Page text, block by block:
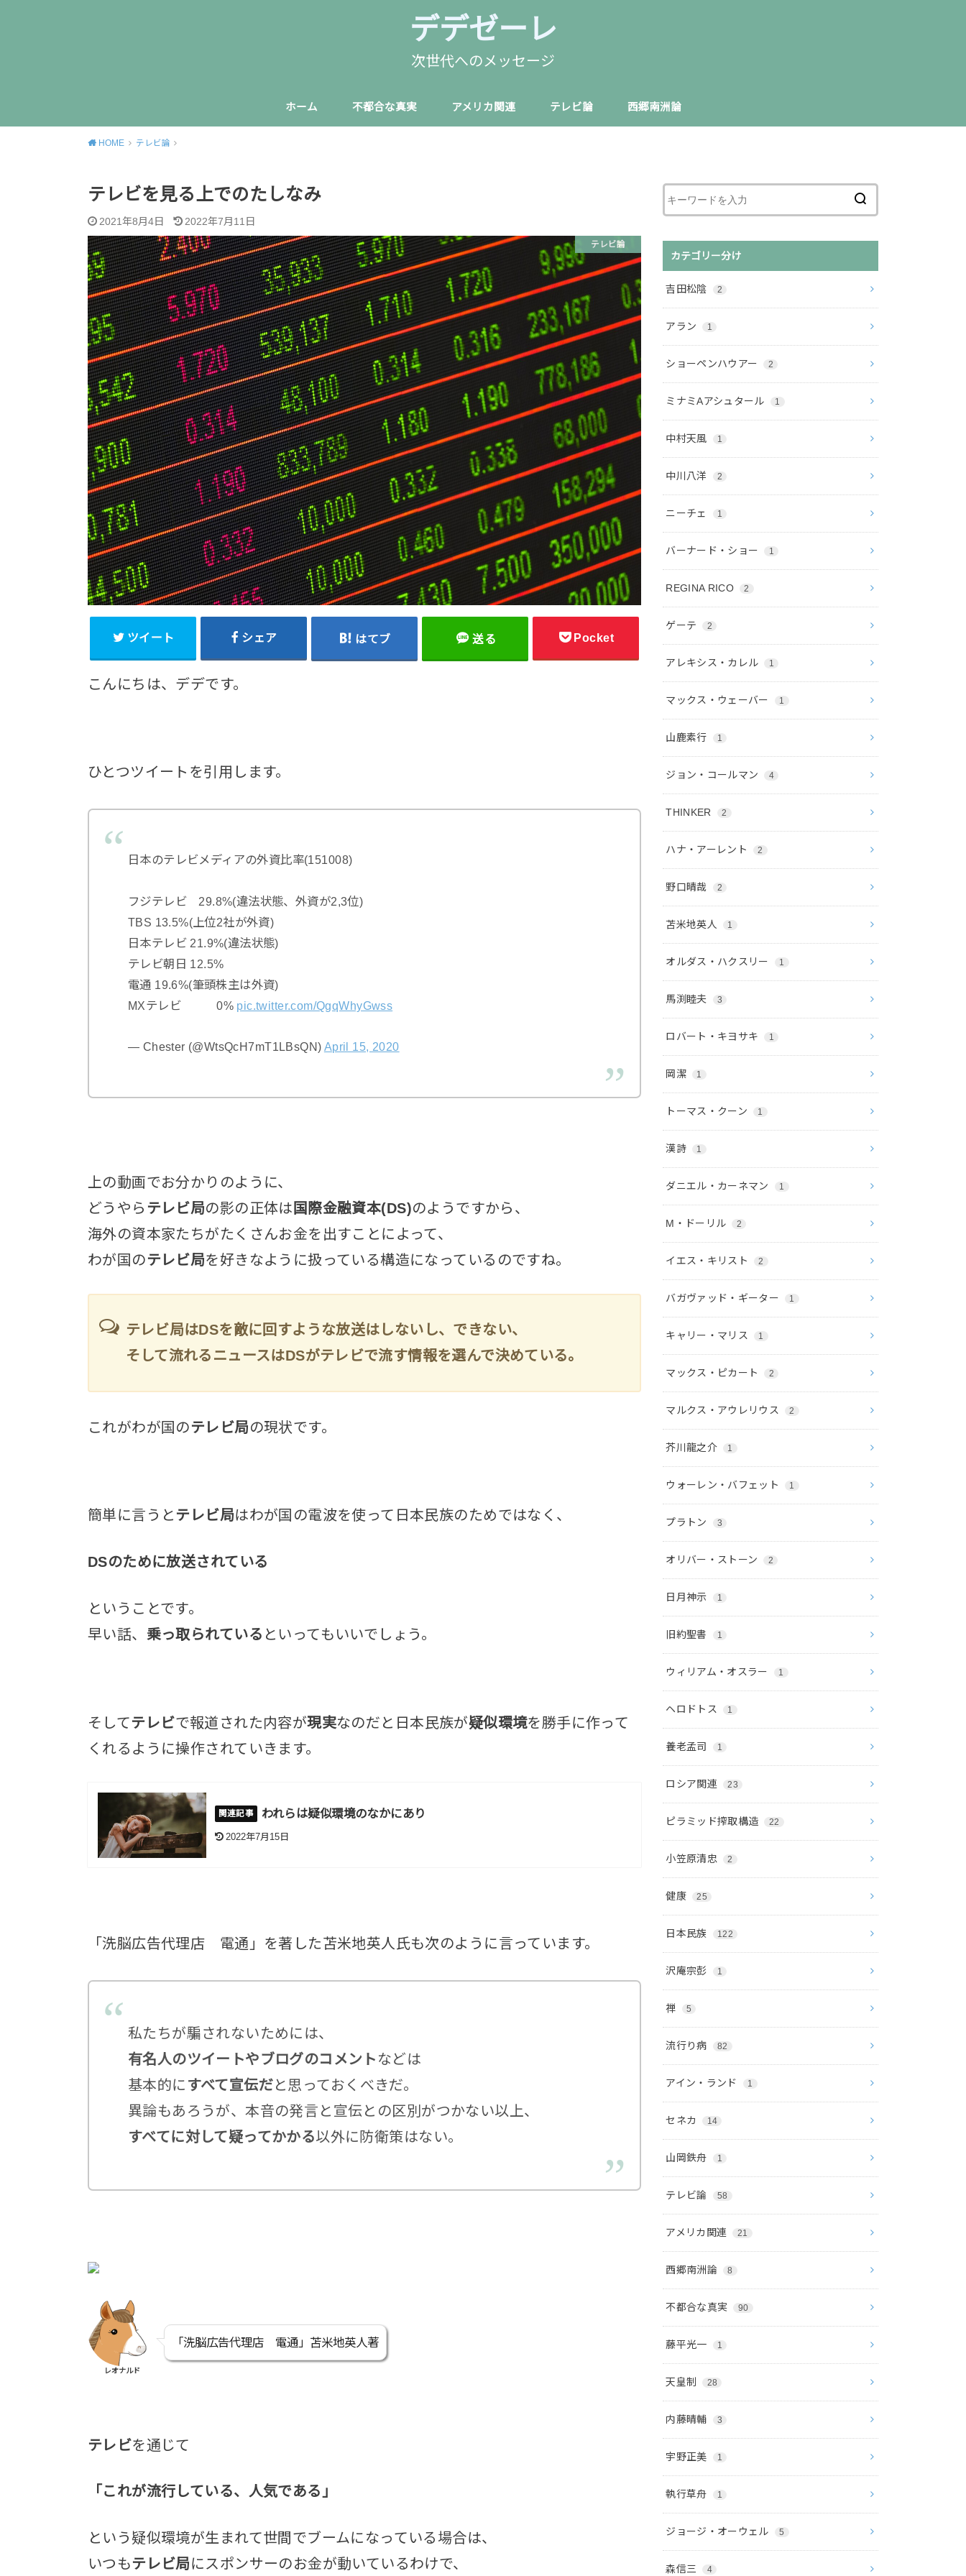
デデゼーレ
次世代へのメッセージ
ホーム 不都合な真実 アメリカ関連 テレビ論 西郷南洲論
HOME テレビ論
テレビを見る上でのたしなみ
2021年8月4日 2022年7月11日
テレビ論
ツイート シェア はてブ 送る Pocket
こんにちは、デデです。
ひとつツイートを引用します。
日本のテレビメディアの外資比率(151008)
フジテレビ 29.8%(違法状態、外資が2,3位)
TBS 13.5%(上位2社が外資)
日本テレビ 21.9%(違法状態)
テレビ朝日 12.5%
電通 19.6%(筆頭株主は外資)
MXテレビ 0% pic.twitter.com/QgqWhyGwss
— Chester (@WtsQcH7mT1LBsQN) April 15, 2020
上の動画でお分かりのように、
どうやら テレビ局の影の正体は 国際金融資本(DS)のようですから、
海外の資本家たちがたくさんお金を出すことによって、
わが国のテレビ局を好きなように扱っている構造になっているのですね。
テレビ局はDSを敵に回すような放送はしないし、できない、
そして流れるニュースはDSがテレビで流す情報を選んで決めている。
これがわが国のテレビ局の現状です。
簡単に言うと テレビ局はわが国の電波を使って日本民族のためではなく、
DSのために放送されている
ということです。
早い話、 乗っ取られている といってもいいでしょう。
そしてテレビで報道された内容が現実なのだと日本民族が疑似環境を勝手に作って
くれるように操作されていきます。
われらは疑似環境のなかにあり
2022年7月15日
「洗脳広告代理店 電通」を著した苫米地英人氏も次のように言っています。
私たちが騙されないためには、
有名人のツイートやブログのコメント などは
基本的に すべて宣伝だと思っておくべきだ。
異論もあろうが、本音の発言と宣伝との区別がつかない以上、
すべてに対して疑ってかかる以外に防衛策はない。
レオナルド
「洗脳広告代理店 電通」苫米地英人著
テレビを通じて
「これが流行している、人気である」
という疑似環境が生まれて世間でブームになっている場合は、
いつもテレビ局にスポンサーのお金が動いているわけで、
カテゴリー分け
吉田松陰 2
アラン 1
ショーペンハウアー 2
ミナミAアシュタール 1
中村天風 1
中川八洋 2
ニーチェ 1
バーナード・ショー 1
REGINA RICO 2
ゲーテ 2
アレキシス・カレル 1
マックス・ウェーバー 1
山鹿素行 1
ジョン・コールマン 4
THINKER 2
ハナ・アーレント 2
野口晴哉 2
苫米地英人 1
オルダス・ハクスリー 1
馬渕睦夫 3
ロバート・キヨサキ 1
岡潔 1
トーマス・クーン 1
漢詩 1
ダニエル・カーネマン 1
M・ドーリル 2
イエス・キリスト 2
バガヴァッド・ギーター 1
キャリー・マリス 1
マックス・ピカート 2
マルクス・アウレリウス 2
芥川龍之介 1
ウォーレン・バフェット 1
プラトン 3
オリバー・ストーン 2
日月神示 1
旧約聖書 1
ウィリアム・オスラー 1
ヘロドトス 1
養老孟司 1
ロシア関連 23
ピラミッド搾取構造 22
小笠原清忠 2
健康 25
日本民族 122
沢庵宗彭 1
禅 5
流行り病 82
アイン・ランド 1
セネカ 14
山岡鉄舟 1
テレビ論 58
アメリカ関連 21
西郷南洲論 8
不都合な真実 90
藤平光一 1
天皇制 28
内藤晴輔 3
宇野正美 1
執行草舟 1
ジョージ・オーウェル 5
森信三 4